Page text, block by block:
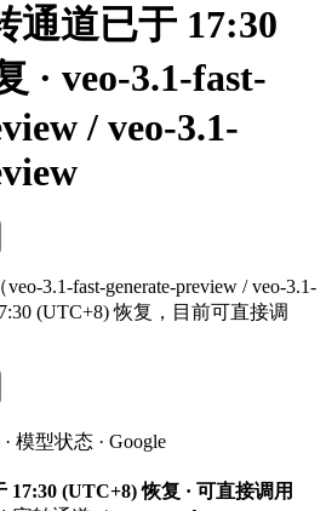
通道已于 17:30
· veo-3.1-fast-
/ veo-3.1-
3.1-fast-generate-preview / veo-3.1-
(UTC+8) 恢复，目前可直接调
· 模型状态 · Google
17:30 (UTC+8) 恢复 · 可直接调用